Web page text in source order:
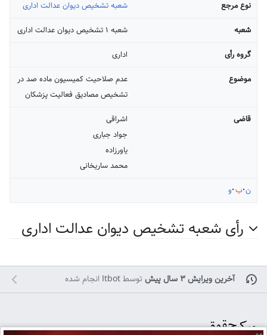
نوع مرجع
شعبه تشخیص دیوان عدالت اداری
شعبه
شعبه ۱ تشخیص دیوان عدالت اداری
گروه رأی
اداری
موضوع
عدم صلاحیت کمیسیون ماده صد در
تشخیص مصادیق فعالیت پزشکان
قاضی
اشراقی
جواد جباری
یاورزاده
محمد ساریخانی
ن ب و
رأی شعبه تشخیص دیوان عدالت اداری
آخرین ویرایش ۳ سال پیش توسطItbot انجام شده